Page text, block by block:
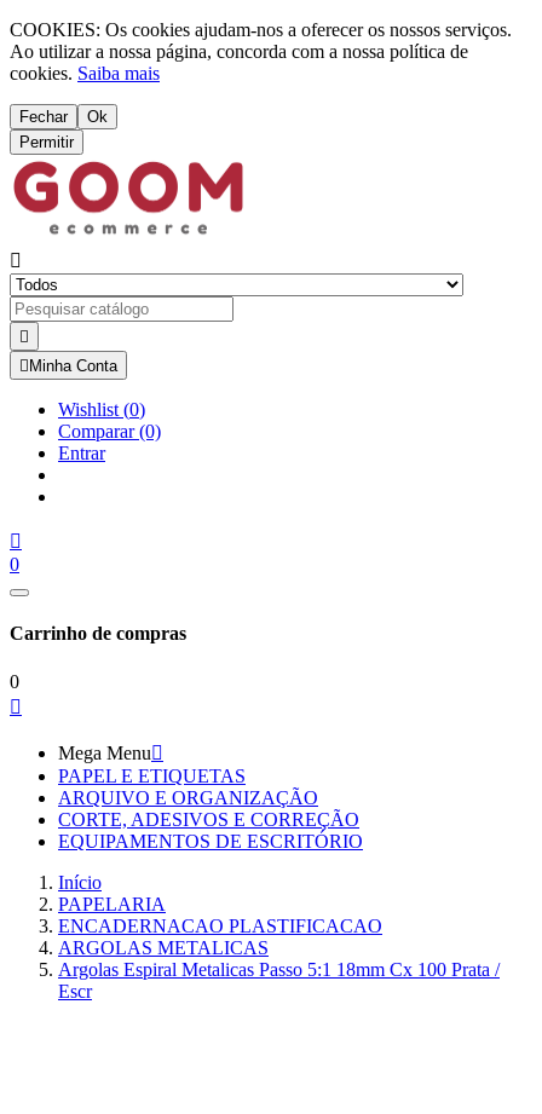
COOKIES: Os cookies ajudam-nos a oferecer os nossos serviços.
Ao utilizar a nossa página, concorda com a nossa política de
cookies. Saiba mais
Fechar
Ok
Permitir


 Minha Conta
Wishlist (0)
Comparar(0)
Entrar

0
Carrinho de compras
0

Mega Menu
PAPEL E ETIQUETAS
ARQUIVO E ORGANIZAÇÃO
CORTE, ADESIVOS E CORREÇÃO
EQUIPAMENTOS DE ESCRITÓRIO
Início
PAPELARIA
ENCADERNACAO PLASTIFICACAO
ARGOLAS METALICAS
Argolas Espiral Metalicas Passo 5:1 18mm Cx 100 Prata /
Escr